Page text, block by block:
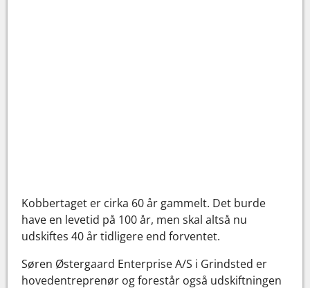
Kobbertaget er cirka 60 år gammelt. Det burde
have en levetid på 100 år, men skal altså nu
udskiftes 40 år tidligere end forventet.
Søren Østergaard Enterprise A/S i Grindsted er
hovedentreprenør og forestår også udskiftningen